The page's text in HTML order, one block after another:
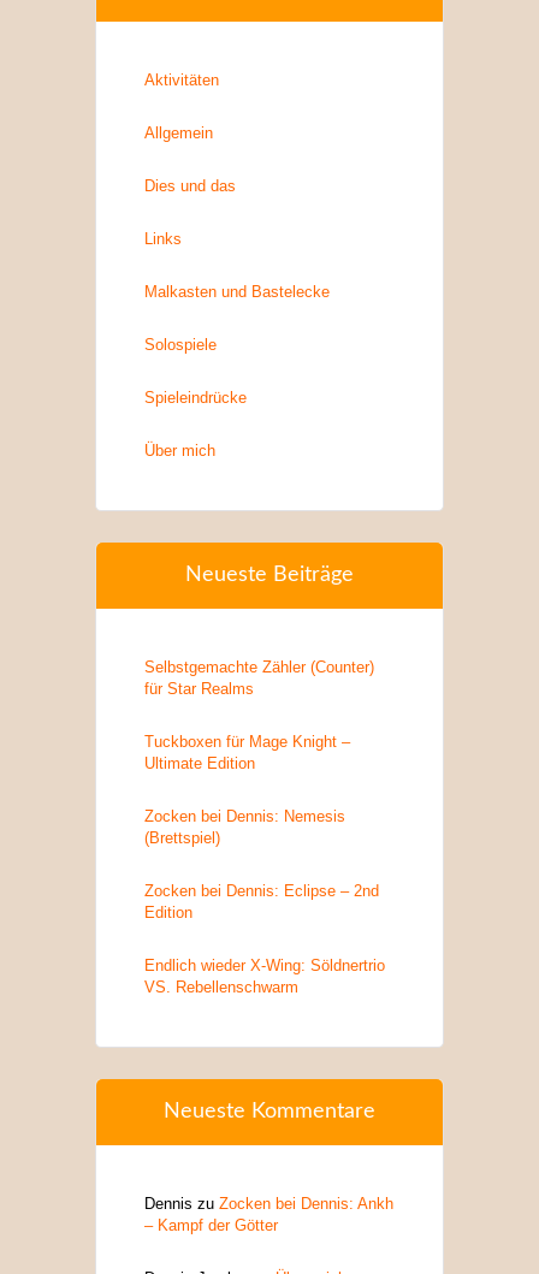
Aktivitäten
Allgemein
Dies und das
Links
Malkasten und Bastelecke
Solospiele
Spieleindrücke
Über mich
Neueste Beiträge
Selbstgemachte Zähler (Counter)
für Star Realms
Tuckboxen für Mage Knight –
Ultimate Edition
Zocken bei Dennis: Nemesis
(Brettspiel)
Zocken bei Dennis: Eclipse – 2nd
Edition
Endlich wieder X-Wing: Söldnertrio
VS. Rebellenschwarm
Neueste Kommentare
Dennis zu Zocken bei Dennis: Ankh
– Kampf der Götter